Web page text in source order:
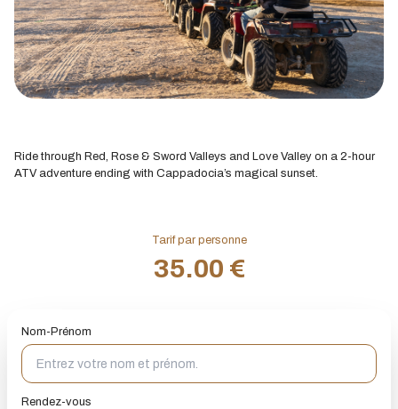
Ride through Red, Rose & Sword Valleys and Love Valley on a 2-hour
ATV adventure ending with Cappadocia’s magical sunset.
Tarif par personne
35.00 €
Nom-Prénom
Rendez-vous